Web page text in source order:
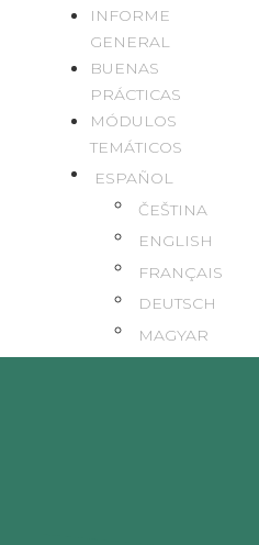
INFORME
GENERAL
BUENAS
PRÁCTICAS
MÓDULOS
TEMÁTICOS
ESPAÑOL
ČEŠTINA
ENGLISH
FRANÇAIS
DEUTSCH
MAGYAR